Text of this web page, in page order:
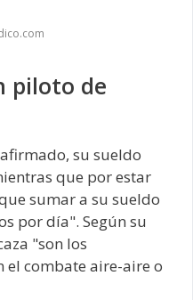
piloto de
su sueldo
que por estar
sumar a su sueldo
por día". Según su
"son los
combate aire-aire o